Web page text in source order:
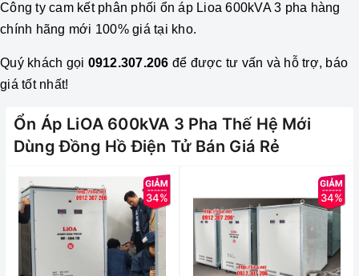
Công ty cam kết phân phối ổn ápLioa 600kVA 3 pha hàng
chính hãng mới 100% giá tại kho.
Quý khách gọi 0912.307.206 để được tư vấn và hỗ trợ, báo
giá tốt nhất!
Ổn Áp LiOA 600kVA 3 Pha Thế Hệ Mới
Dùng Đồng Hồ Điện Tử Bán Giá Rẻ
34% 34%